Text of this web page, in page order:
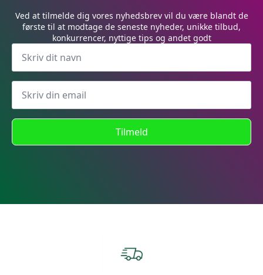
Ved at tilmelde dig vores nyhedsbrev vil du være blandt de
første til at modtage de seneste nyheder, unikke tilbud,
konkurrencer, nyttige tips og andet godt
Tilmeld